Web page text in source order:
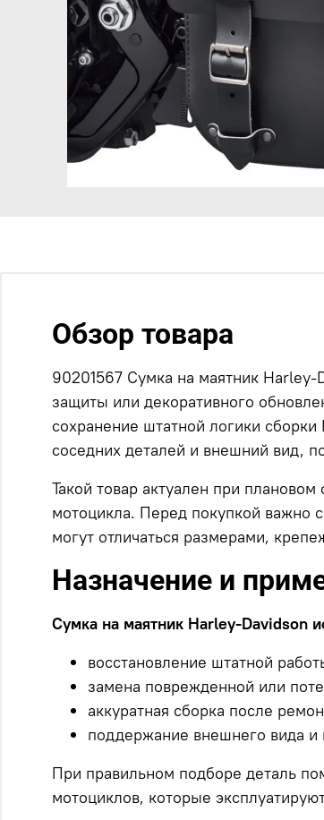
Обзор товара
90201567 Сумка на маятник Harley-
защиты или декоративного
сохранение штатной логики
соседних деталей и внешний вид,
Такой товар актуален при
мотоцикла. Перед покупкой важно
могут отличаться размерами,
Назначение и
Сумка на маятник Harley-Davidson
восстановление штатной
замена поврежденной или
аккуратная сборка после
поддержание внешнего вида и
При правильном подборе деталь
мотоциклов, которые